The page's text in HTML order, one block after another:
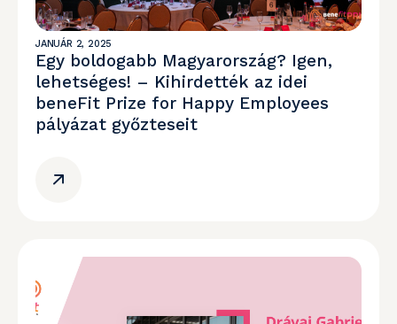
JANUÁR 2, 2025
Egy boldogabb Magyarország? Igen,
lehetséges! – Kihirdették az idei
beneFit Prize for Happy Employees
pályázat győzteseit